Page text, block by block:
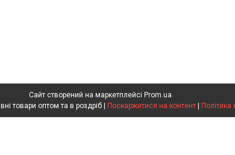
Сайт створений на маркетплейсі Prom.ua
Поскаржитися на контент Політика